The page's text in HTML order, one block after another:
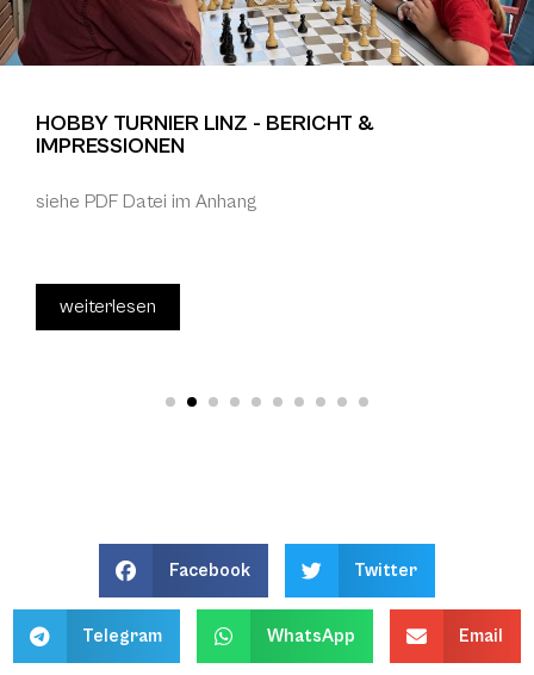
HOBBY TURNIER LINZ - BERICHT &
IMPRESSIONEN
siehe PDF Datei im Anhang
weiterlesen
Facebook Twitter
Telegram WhatsApp Email